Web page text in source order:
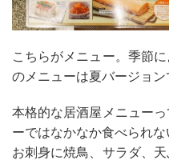
こちらがメニュー。季節
のメニューは夏バージョン
本格的な居酒屋メニュー
ーではなかなか食べられな
お刺身に焼鳥、サラダ、